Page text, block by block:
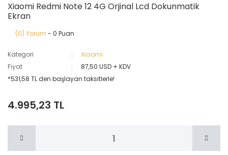
Xiaomi Redmi Note 12 4G Orjinal Lcd Dokunmatik
Ekran
(0) Yorum - 0 Puan
Kategori
Xiaomi
Fiyat
87,50 USD + KDV
*531,58 TL den başlayan taksitlerle!
4.995,23 TL